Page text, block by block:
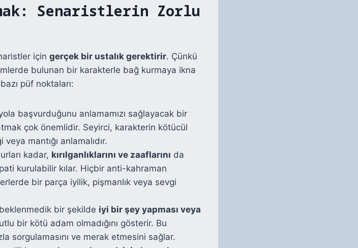
Senaristlerin Zorlu
için gerçek bir ustalık gerektirir. Çünkü
bulunan bir karakterle bağ kurmaya ikna
püf noktaları:
başvurduğunu anlamamızı sağlayacak bir
çok önemlidir. Seyirci, karakterin kötücül
mantığı anlamalıdır.
kadar, kırılganlıklarını ve zaaflarını da
kurulabilir kılar. Hiçbir anti-kahraman
bir parça iyilik, pişmanlık veya sevgi
bir şekilde iyi bir şey yapması veya
bir kötü adam olmadığını gösterir. Bu
sorgulamasını ve merak etmesini sağlar.